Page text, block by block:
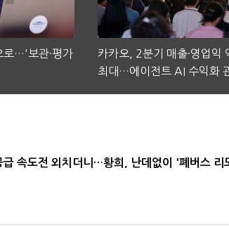
로…'보관·평가
카카오, 2분기 매출·영업익
최대…에이전트 AI 수익화
급 속도전 외치더니…황희, 난데없이 '폐버스 리